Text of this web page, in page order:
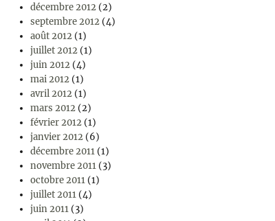
décembre 2012 (2)
septembre 2012 (4)
août 2012 (1)
juillet 2012 (1)
juin 2012 (4)
mai 2012 (1)
avril 2012 (1)
mars 2012 (2)
février 2012 (1)
janvier 2012 (6)
décembre 2011 (1)
novembre 2011 (3)
octobre 2011 (1)
juillet 2011 (4)
juin 2011 (3)